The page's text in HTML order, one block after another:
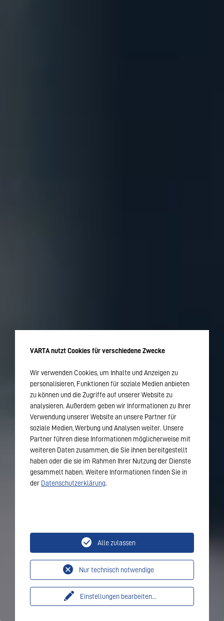
VARTA nutzt Cookies für verschiedene Zwecke
Wir verwenden Cookies, um Inhalte und Anzeigen zu
personalisieren, Funktionen für soziale Medien anbieten
zu können und die Zugriffe auf unserer Website zu
analysieren. Außerdem geben wir Informationen zu Ihrer
Verwendung unserer Website an unsere Partner für
soziale Medien, Werbung und Analysen weiter. Unsere
Partner führen diese Informationen möglicherweise mit
weiteren Daten zusammen, die Sie ihnen bereitgestellt
haben oder die sie im Rahmen Ihrer Nutzung der Dienste
gesammelt haben. Weitere Informationen finden Sie in
der Datenschutzerklärung.
Einstellungen bearbeiten...
Nur technisch notwendige
Alle zulassen